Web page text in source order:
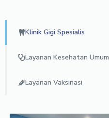
Klinik Gigi Spesialis
Layanan Kesehatan Umum
Layanan Vaksinasi